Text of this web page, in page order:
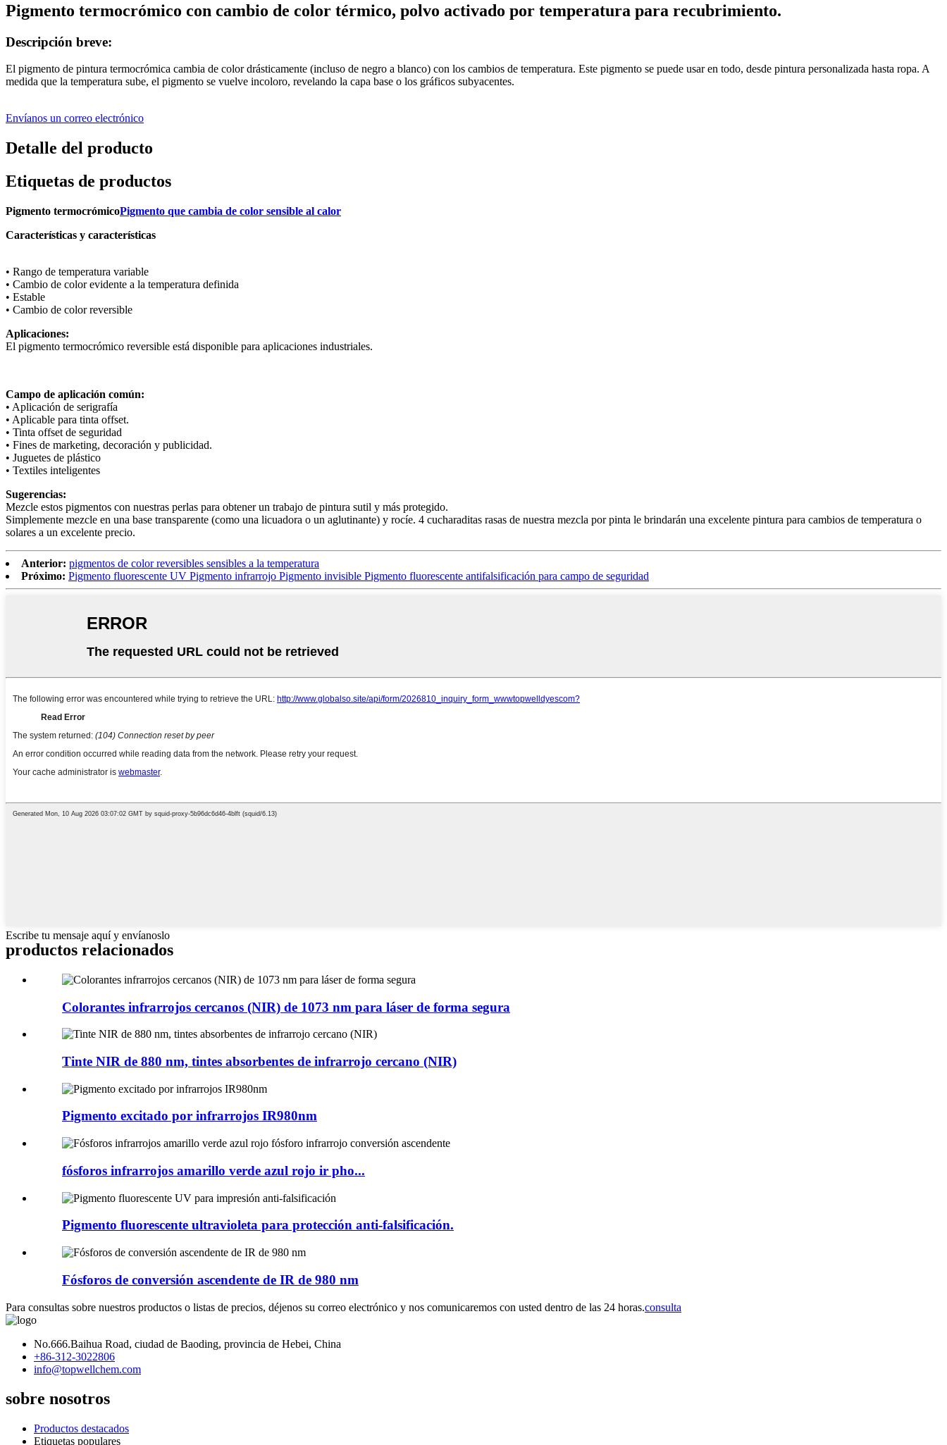
Pigmento termocrómico con cambio de color térmico, polvo activado por temperatura para recubrimiento.
Descripción breve:
El pigmento de pintura termocrómica cambia de color drásticamente (incluso de negro a blanco) con los cambios de temperatura. Este pigmento se puede usar en todo, desde pintura personalizada hasta ropa. A
medida que la temperatura sube, el pigmento se vuelve incoloro, revelando la capa base o los gráficos subyacentes.
Envíanos un correo electrónico
Detalle del producto
Etiquetas de productos
Pigmento termocrómicoPigmento que cambia de color sensible al calor
Características y características
• Rango de temperatura variable
• Cambio de color evidente a la temperatura definida
• Estable
• Cambio de color reversible
Aplicaciones:
El pigmento termocrómico reversible está disponible para aplicaciones industriales.
Campo de aplicación común:
• Aplicación de serigrafía
• Aplicable para tinta offset.
• Tinta offset de seguridad
• Fines de marketing, decoración y publicidad.
• Juguetes de plástico
• Textiles inteligentes
Sugerencias:
Mezcle estos pigmentos con nuestras perlas para obtener un trabajo de pintura sutil y más protegido.
Simplemente mezcle en una base transparente (como una licuadora o un aglutinante) y rocíe. 4 cucharaditas rasas de nuestra mezcla por pinta le brindarán una excelente pintura para cambios de temperatura o
solares a un excelente precio.
Anterior: pigmentos de color reversibles sensibles a la temperatura
Próximo: Pigmento fluorescente UV Pigmento infrarrojo Pigmento invisible Pigmento fluorescente antifalsificación para campo de seguridad
Escribe tu mensaje aquí y envíanoslo
productos relacionados
Colorantes infrarrojos cercanos (NIR) de 1073 nm para láser de forma segura
Tinte NIR de 880 nm, tintes absorbentes de infrarrojo cercano (NIR)
Pigmento excitado por infrarrojos IR980nm
fósforos infrarrojos amarillo verde azul rojo ir pho...
Pigmento fluorescente ultravioleta para protección anti-falsificación.
Fósforos de conversión ascendente de IR de 980 nm
Para consultas sobre nuestros productos o listas de precios, déjenos su correo electrónico y nos comunicaremos con usted dentro de las 24 horas.consulta
No.666.Baihua Road, ciudad de Baoding, provincia de Hebei, China
+86-312-3022806
info@topwellchem.com
sobre nosotros
Productos destacados
Etiquetas populares